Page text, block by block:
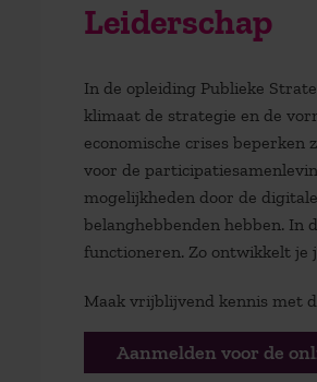
Leiderschap
In de opleiding Publieke
klimaat de strategie en de
economische crises
voor de
mogelijkheden door de
belanghebbenden hebben. In
functioneren. Zo ontwikkelt je
Maak vrijblijvend kennis met
Aanmelden voor de